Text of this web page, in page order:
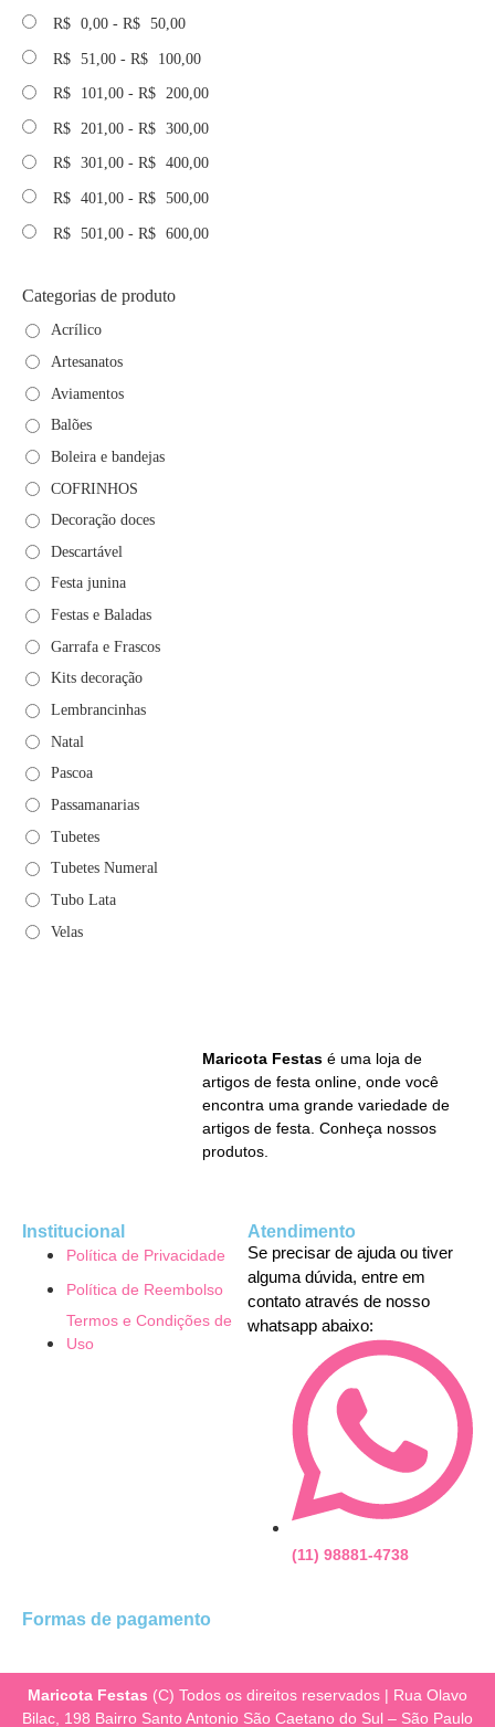
R$ 0,00 - R$ 50,00
R$ 51,00 - R$ 100,00
R$ 101,00 - R$ 200,00
R$ 201,00 - R$ 300,00
R$ 301,00 - R$ 400,00
R$ 401,00 - R$ 500,00
R$ 501,00 - R$ 600,00
Categorias de produto
Acrílico
Artesanatos
Aviamentos
Balões
Boleira e bandejas
COFRINHOS
Decoração doces
Descartável
Festa junina
Festas e Baladas
Garrafa e Frascos
Kits decoração
Lembrancinhas
Natal
Pascoa
Passamanarias
Tubetes
Tubetes Numeral
Tubo Lata
Velas
Maricota Festas é uma loja de
artigos de festa online, onde você
encontra uma grande variedade de
artigos de festa. Conheça nossos
produtos.
Institucional
Política de Privacidade
Política de Reembolso
Termos e Condições de
Uso
Atendimento
Se precisar de ajuda ou tiver
alguma dúvida, entre em
contato através de nosso
whatsapp abaixo:
(11) 98881-4738
Formas de pagamento
Maricota Festas (C) Todos os direitos reservados | Rua Olavo
Bilac, 198 Bairro Santo Antonio São Caetano do Sul – São Paulo